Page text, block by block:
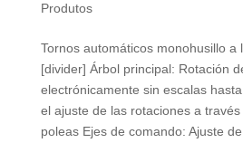
Produtos
Tornos automáticos monohusillo a
[divider] Árbol principal: Rotación
electrónicamente sin escalas
el ajuste de las rotaciones a
poleas Ejes de comando: Ajuste de